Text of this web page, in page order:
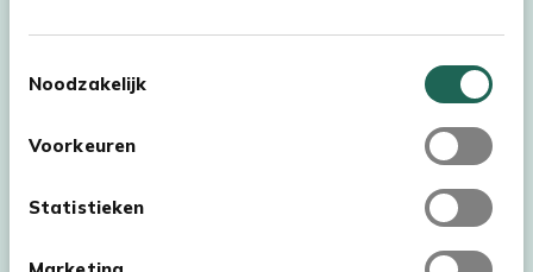
Noodzakelijk
Voorkeuren
Statistieken